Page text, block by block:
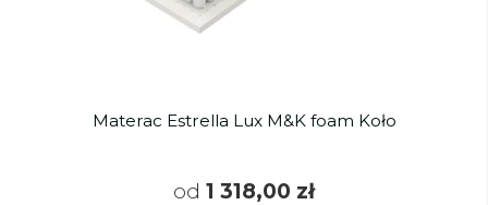
Materac Estrella Lux M&K foam Koło
od 1 318,00 zł